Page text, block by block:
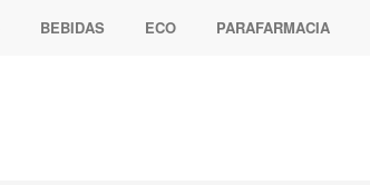
BEBIDAS ECO PARAFARMACIA